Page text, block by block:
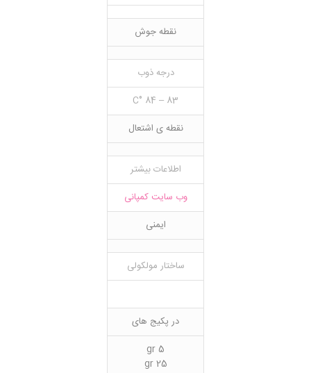
نقطه جوش
درجه ذوب
83 – 84 °C
نقطه ی اشتعال
اطلاعات بیشتر
وب سایت کمپانی
ایمنی
ساختار مولکولی
در پکیج های
5 gr
25 gr